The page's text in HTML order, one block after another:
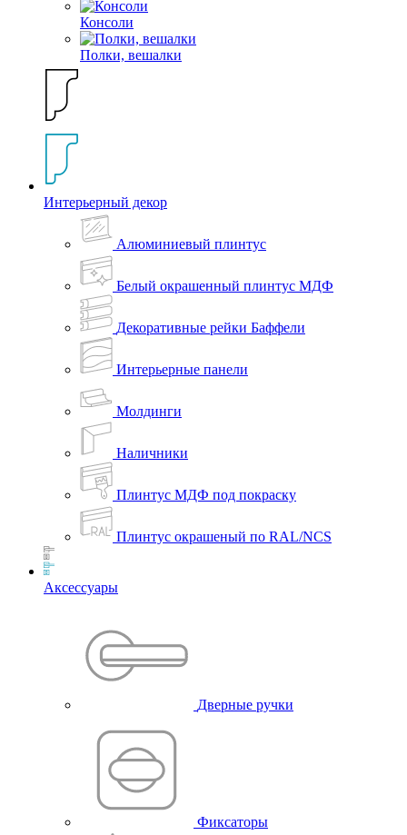
Консоли
Полки, вешалки
Интерьерный декор
Алюминиевый плинтус
Белый окрашенный плинтус МДФ
Декоративные рейки Баффели
Интерьерные панели
Молдинги
Наличники
Плинтус МДФ под покраску
Плинтус окрашеный по RAL/NCS
Аксессуары
Дверные ручки
Фиксаторы